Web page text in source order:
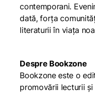
contemporani.
dată, forța
literaturii în viața
Despre Bookzone
Bookzone este o
promovării lecturii